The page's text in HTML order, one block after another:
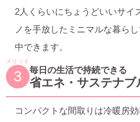
2人くらいにちょうどいいサイ
ノを手放したミニマルな暮ら
中できます。
メリット
3 毎日の生活で持続できる
省エネ・サステナブ
コンパクトな間取りは冷暖房